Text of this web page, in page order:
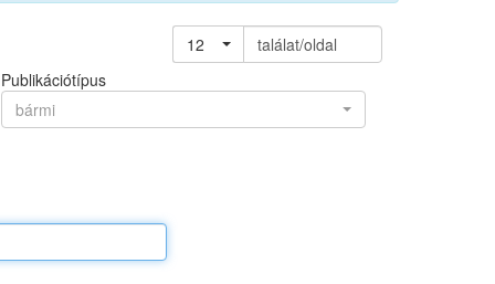
12
találat/oldal
Publikációtípus
bármi